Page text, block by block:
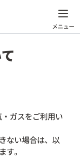
て
ガスをご利用い
ない場合は、以
す。